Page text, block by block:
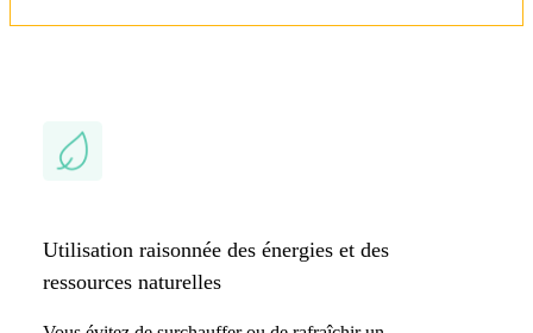
Utilisation raisonnée des énergies et des
ressources naturelles